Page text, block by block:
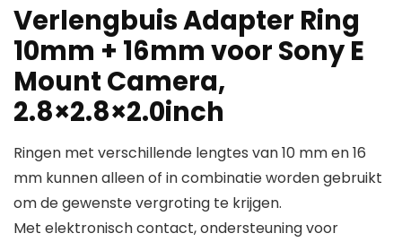
Verlengbuis Adapter Ring
10mm + 16mm voor Sony E
Mount Camera,
2.8×2.8×2.0inch
Ringen met verschillende lengtes van 10 mm en 16
mm kunnen alleen of in combinatie worden gebruikt
om de gewenste vergroting te krijgen.
Met elektronisch contact, ondersteuning voor